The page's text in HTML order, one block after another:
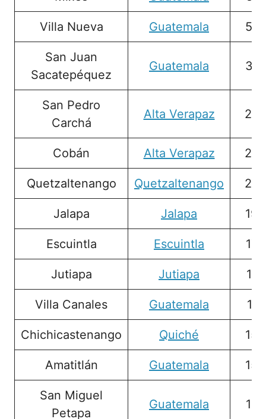
Villa Nueva Guatemala
San Juan
Sacatepéquez
Guatemala
San Pedro
Carchá
Alta Verapaz
Cobán Alta Verapaz
Quetzaltenango Quetzaltenango
Jalapa Jalapa
Escuintla Escuintla
Jutiapa Jutiapa
Villa Canales Guatemala
Chichicastenango Quiché
Amatitlán Guatemala
San Miguel
Petapa
Guatemala